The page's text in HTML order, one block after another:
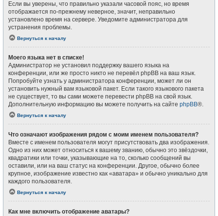
Если вы уверены, что правильно указали часовой пояс, но время
отображается по-прежнему неверное, значит, неправильно
установлено время на сервере. Уведомите администратора для
устранения проблемы.
Вернуться к началу
Моего языка нет в списке!
Администратор не установил поддержку вашего языка на
конференции, или же просто никто не перевёл phpBB на ваш язык.
Попробуйте узнать у администратора конференции, может ли он
установить нужный вам языковой пакет. Если такого языкового пакета
не существует, то вы сами можете перевести phpBB на свой язык.
Дополнительную информацию вы можете получить на сайте phpBB®.
Вернуться к началу
Что означают изображения рядом с моим именем пользователя?
Вместе с именем пользователя могут присутствовать два изображения.
Одно из них может относиться к вашему званию, обычно это звёздочки,
квадратики или точки, указывающие на то, сколько сообщений вы
оставили, или на ваш статус на конференции. Другое, обычно более
крупное, изображение известно как «аватара» и обычно уникально для
каждого пользователя.
Вернуться к началу
Как мне включить отображение аватары?